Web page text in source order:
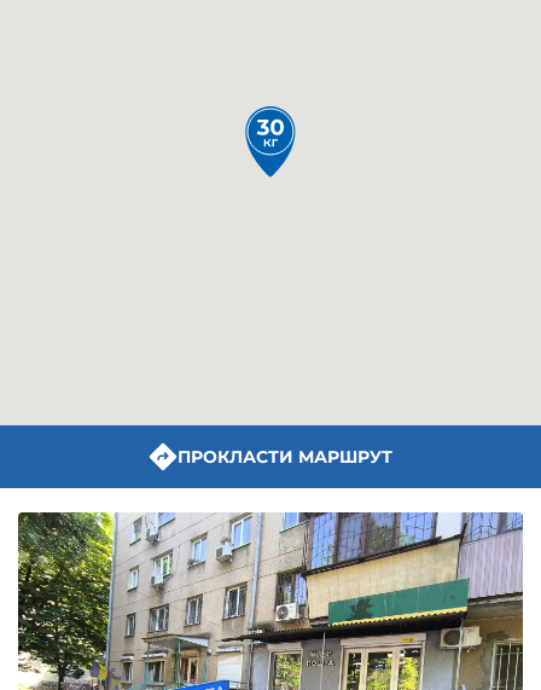
ПРОКЛАСТИ МАРШРУТ